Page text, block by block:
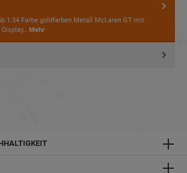
1:34 Farbe goldfarben Metall McLaren GT mit
Display… Mehr